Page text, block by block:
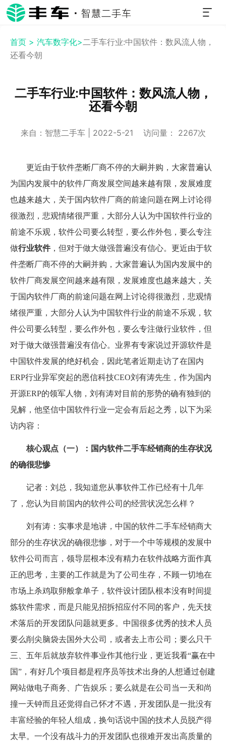
首页 > 汽车数字化>二手车行业:中国软件：数风流人物，
还看今朝
二手车行业:中国软件：数风流人物，
还看今朝
来自：智慧二手车 | 2022-5-21 访问量： 2267次
更近由于软件垄断厂商不停的大嗣并购，大家普遍认
为国内发展中的软件厂商发展空间越来越有限，发展难度
也越来越大，关于国内软件厂商的前途问题在网上讨论得
很激烈，悲观情绪很严重，大部分人认为中国软件行业的
前途不乐观，软件公司要么转型，要么作外包，要么专注
做行业软件，但对于做大做强普遍没有信心。更近由于软
件垄断厂商不停的大嗣并购，大家普遍认为国内发展中的
软件厂商发展空间越来越有限，发展难度也越来越大，关
于国内软件厂商的前途问题在网上讨论得很激烈，悲观情
绪很严重，大部分人认为中国软件行业的前途不乐观，软
件公司要么转型，要么作外包，要么专注做行业软件，但
对于做大做强普遍没有信心。业界有专家说过开源软件是
中国软件发展的绝好机会，因此笔者近期走访了在国内
ERP行业异军突起的恩信科技CEO刘有涛先生，作为国内
开源ERP的领军人物，刘有涛对目前的形势的确有独到的
见解，他坚信中国软件行业一定会有后起之秀，以下为采
访内容：
核心观点（一）：国内软件二手车经销商的生存状况
的确很悲惨
记者：刘总，我知道您从事软件工作已经有十几年
了，您认为目前国内的软件公司的经营状况怎么样？
刘有涛：实事求是地讲，中国的软件二手车经销商大
部分的生存状况的确很悲惨，对于一个中等规模的发展中
软件公司而言，领导层根本没有精力在软件战略方面作真
正的思考，主要的工作就是为了公司生存，不顾一切地在
市场上杀鸡取卵般拿单子，软件设计团队根本没有时间提
炼软件需求，而是只能见招拆招应付不同的客户，先天技
术落后的开发团队问题就更多。中国很多优秀的技术人员
要么削尖脑袋去国外大公司，或者去上市公司；要么只干
三、五年后就放弃软件事业作其他行业，更近我看“赢在中
国”，有好几个项目都是程序员等技术出身的人想通过创建
网站做电子商务、广告娱乐；要么就是在公司当一天和尚
撞一天钟而且还觉得自己怀才不遇，开发团队是一批没有
丰富经验的年轻人组成，换句话说中国的技术人员脱产得
太早。一个没有战斗力的开发团队也很难开发出高质量的